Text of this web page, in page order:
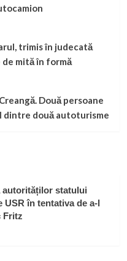
trimis în judecată
mită în formă
Două persoane
dintre două autoturisme
autorităților statului
în tentativa de a-l
Fritz